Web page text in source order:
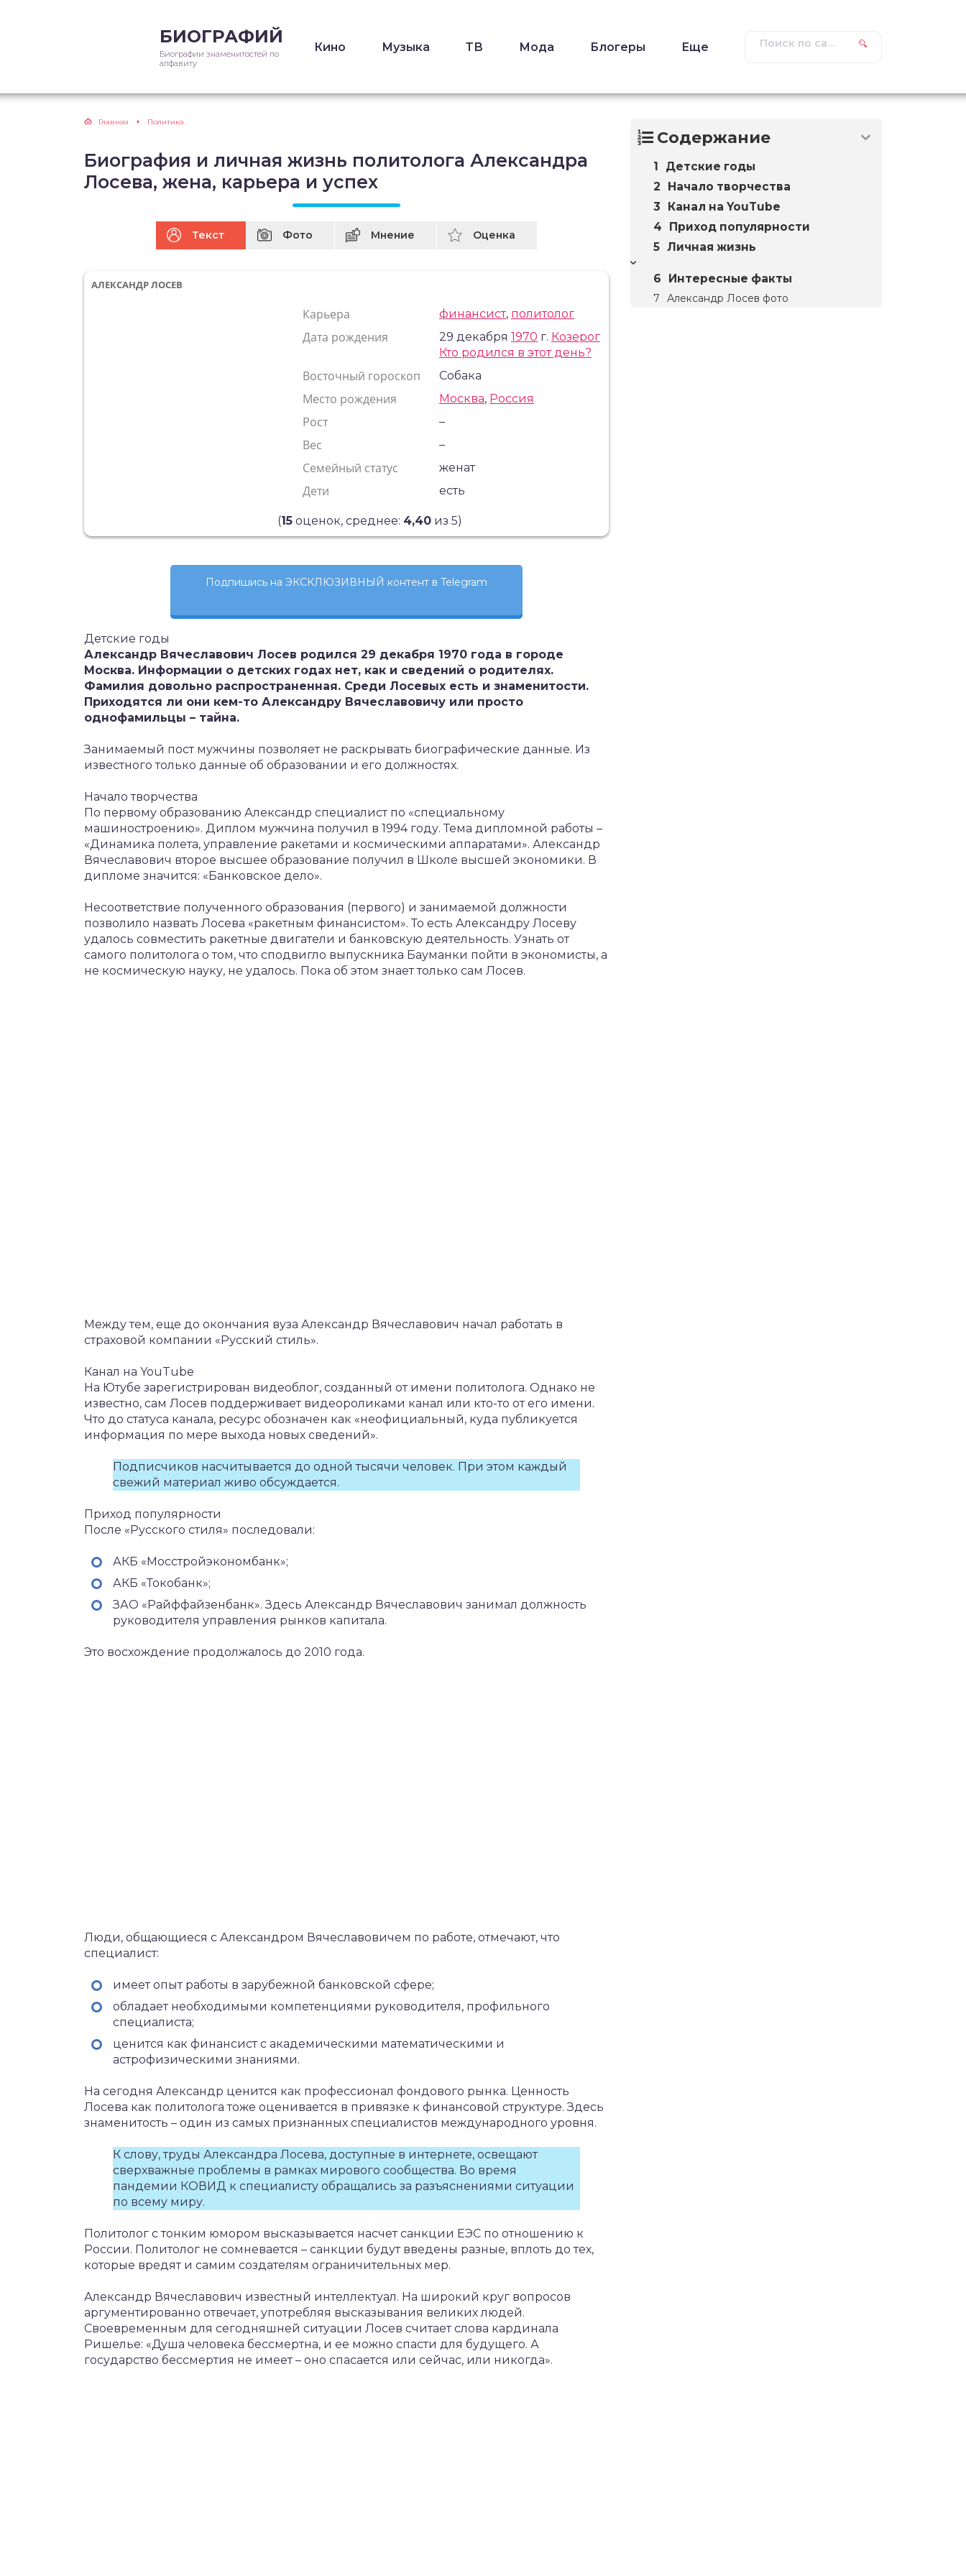
БИОГРАФИЙ
Биографии знаменитостей по
алфавиту
Кино Музыка ТВ Мода Блогеры Еще
Главная Политика
Биография и личная жизнь политолога Александра
Лосева, жена, карьера и успех
Текст Фото Мнение Оценка
АЛЕКСАНДР ЛОСЕВ
Карьера финансист, политолог
Дата рождения 29 декабря1970 г. Козерог
Кто родился в этот день?
Восточный гороскоп Собака
Место рождения Москва, Россия
Рост –
Вес –
Семейный статус женат
Дети есть
(15оценок, среднее: 4,40из 5)
Подпишись на ЭКСКЛЮЗИВНЫЙ контент в Telegram
Детские годы
Александр Вячеславович Лосев родился 29 декабря 1970 года в городе
Москва. Информации о детских годах нет, как и сведений о родителях.
Фамилия довольно распространенная. Среди Лосевых есть и знаменитости.
Приходятся ли они кем-то Александру Вячеславовичу или просто
однофамильцы – тайна.
Занимаемый пост мужчины позволяет не раскрывать биографические данные. Из
известного только данные об образовании и его должностях.
Начало творчества
По первому образованию Александр специалист по «специальному
машиностроению». Диплом мужчина получил в 1994 году. Тема дипломной работы –
«Динамика полета, управление ракетами и космическими аппаратами». Александр
Вячеславович второе высшее образование получил в Школе высшей экономики. В
дипломе значится: «Банковское дело».
Несоответствие полученного образования (первого) и занимаемой должности
позволило назвать Лосева «ракетным финансистом». То есть Александру Лосеву
удалось совместить ракетные двигатели и банковскую деятельность. Узнать от
самого политолога о том, что сподвигло выпускника Бауманки пойти в экономисты, а
не космическую науку, не удалось. Пока об этом знает только сам Лосев.
Между тем, еще до окончания вуза Александр Вячеславович начал работать в
страховой компании «Русский стиль».
Канал на YouTube
На Ютубе зарегистрирован видеоблог, созданный от имени политолога. Однако не
известно, сам Лосев поддерживает видеороликами канал или кто-то от его имени.
Что до статуса канала, ресурс обозначен как «неофициальный, куда публикуется
информация по мере выхода новых сведений».
Подписчиков насчитывается до одной тысячи человек. При этом каждый
свежий материал живо обсуждается.
Приход популярности
После «Русского стиля» последовали:
АКБ «Мосстройэкономбанк»;
АКБ «Токобанк»;
ЗАО «Райффайзенбанк». Здесь Александр Вячеславович занимал должность
руководителя управления рынков капитала.
Это восхождение продолжалось до 2010 года.
Люди, общающиеся с Александром Вячеславовичем по работе, отмечают, что
специалист:
имеет опыт работы в зарубежной банковской сфере;
обладает необходимыми компетенциями руководителя, профильного
специалиста;
ценится как финансист с академическими математическими и
астрофизическими знаниями.
На сегодня Александр ценится как профессионал фондового рынка. Ценность
Лосева как политолога тоже оценивается в привязке к финансовой структуре. Здесь
знаменитость – один из самых признанных специалистов международного уровня.
К слову, труды Александра Лосева, доступные в интернете, освещают
сверхважные проблемы в рамках мирового сообщества. Во время
пандемии КОВИД к специалисту обращались за разъяснениями ситуации
по всему миру.
Политолог с тонким юмором высказывается насчет санкции ЕЭС по отношению к
России. Политолог не сомневается – санкции будут введены разные, вплоть до тех,
которые вредят и самим создателям ограничительных мер.
Александр Вячеславович известный интеллектуал. На широкий круг вопросов
аргументированно отвечает, употребляя высказывания великих людей.
Своевременным для сегодняшней ситуации Лосев считает слова кардинала
Ришелье: «Душа человека бессмертна, и ее можно спасти для будущего. А
государство бессмертия не имеет – оно спасается или сейчас, или никогда».
Содержание
Детские годы
Начало творчества
Канал на YouTube
Приход популярности
Личная жизнь
Интересные факты
Александр Лосев фото